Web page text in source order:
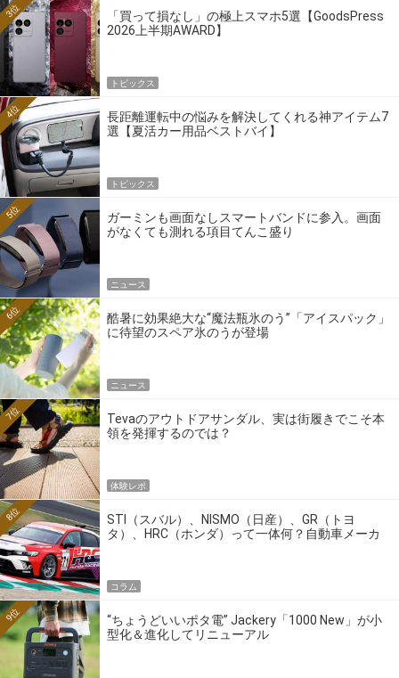
「買って損なし」の極上スマホ5選【GoodsPress
2026上半期AWARD】
3位
トピックス
長距離運転中の悩みを解決してくれる神アイテム7
選【夏活カー用品ベストバイ】
4位
トピックス
ガーミンも画面なしスマートバンドに参入。画面
がなくても測れる項目てんこ盛り
5位
ニュース
酷暑に効果絶大な“魔法瓶氷のう”「アイスパック」
に待望のスペア氷のうが登場
6位
ニュース
Tevaのアウトドアサンダル、実は街履きでこそ本
領を発揮するのでは？
7位
体験レポ
STI（スバル）、NISMO（日産）、GR（トヨ
タ）、HRC（ホンダ）って一体何？自動車メーカ
8位
コラム
“ちょうどいいポタ電” Jackery「1000 New」が小
型化＆進化してリニューアル
9位